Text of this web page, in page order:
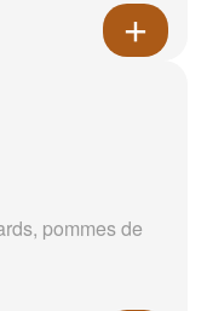
pommes de